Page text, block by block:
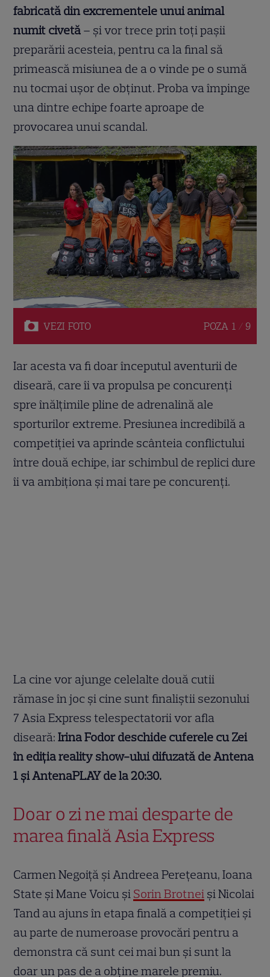
fabricată din excrementele unui animal
numit civetă – și vor trece prin toți pașii
preparării acesteia, pentru ca la final să
primească misiunea de a o vinde pe o sumă
nu tocmai ușor de obținut. Proba va împinge
una dintre echipe foarte aproape de
provocarea unui scandal.
VEZI FOTO POZA 1 / 9
Iar acesta va fi doar începutul aventurii de
diseară, care îi va propulsa pe concurenți
spre înălțimile pline de adrenalină ale
sporturilor extreme. Presiunea incredibilă a
competiției va aprinde scânteia conflictului
între două echipe, iar schimbul de replici dure
îi va ambiționa și mai tare pe concurenți.
La cine vor ajunge celelalte două cutii
rămase în joc și cine sunt finaliștii sezonului
7 Asia Express telespectatorii vor afla
diseară:Irina Fodor deschide cuferele cu Zei
în ediția reality show-ului difuzată de Antena
1 și AntenaPLAY de la 20:30.
Doar o zi ne mai desparte de
marea finală Asia Express
Carmen Negoiță și Andreea Perețeanu, Ioana
State și Mane Voicu și Sorin Brotnei și Nicolai
Tand au ajuns în etapa finală a competiției și
au parte de numeroase provocări pentru a
demonstra că sunt cei mai bun și sunt la
doar un pas de a obține marele premiu.